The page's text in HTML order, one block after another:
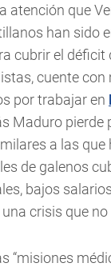
atención que
han sido
cubrir el déficit
cuente con
por trabajar en
Maduro pierde
a las
de galenos
bajos
crisis que no
“misiones